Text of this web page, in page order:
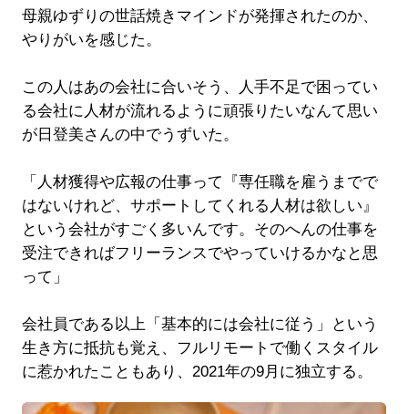
母親ゆずりの世話焼きマインドが発揮されたのか、
やりがいを感じた。
この人はあの会社に合いそう、人手不足で困ってい
る会社に人材が流れるように頑張りたいなんて思い
が日登美さんの中でうずいた。
「人材獲得や広報の仕事って『専任職を雇うまでで
はないけれど、サポートしてくれる人材は欲しい』
という会社がすごく多いんです。そのへんの仕事を
受注できればフリーランスでやっていけるかなと思
って」
会社員である以上「基本的には会社に従う」という
生き方に抵抗も覚え、フルリモートで働くスタイル
に惹かれたこともあり、2021年の9月に独立する。